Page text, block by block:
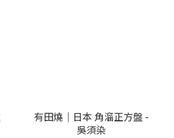
有田燒｜日本 角溜正方盤 -
吳須染